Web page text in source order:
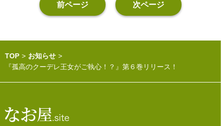
前ページ 次ページ
TOP
お知らせ
『孤高のクーデレ王女がご執心！？』第６巻リリース！